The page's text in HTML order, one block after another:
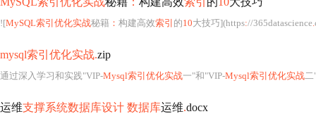
![MySQL索引优化实战秘籍 ： 构建高效索引 的10大技巧](https://365datascience.
mysql索引优化实战.zip
通过深入学习和实践"VIP-Mysql索引优化实战一"和"VIP-Mysql索引优化实战二"
运维支撑系统数据库设计 数据库运维.docx